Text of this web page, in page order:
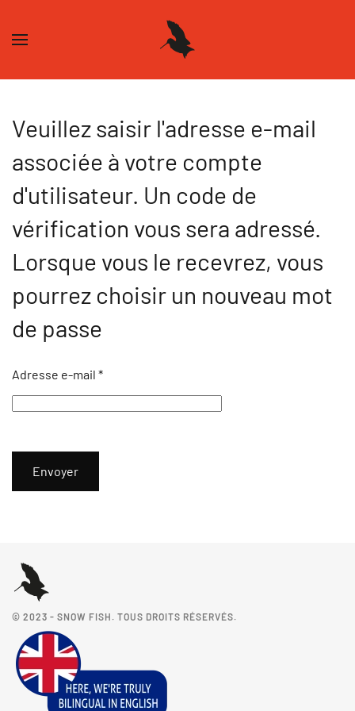
Veuillez saisir l'adresse e-mail
associée à votre compte
d'utilisateur. Un code de
vérification vous sera adressé.
Lorsque vous le recevrez, vous
pourrez choisir un nouveau mot
de passe
Adresse e-mail *
Envoyer
© 2023 - SNOW FISH. TOUS DROITS RÉSERVÉS.